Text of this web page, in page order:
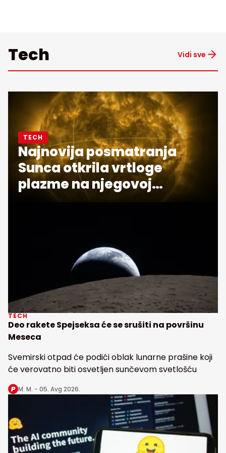
Tech Vidi sve
TECH
Najnovija posmatranja
Sunca otkrila vrtloge
plazme na njegovoj
površini
TECH
Deo rakete Spejseksa će se srušiti na površinu
Meseca
Svemirski otpad će podići oblak lunarne prašine koji
će verovatno biti osvetljen sunčevom svetlošću
M. M. - 05. Avg 2026.